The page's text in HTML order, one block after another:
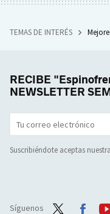
TEMAS DE INTERÉS
RECIBE
NEWSLETTER
Suscribiéndote aceptas nuestra
Síguenos